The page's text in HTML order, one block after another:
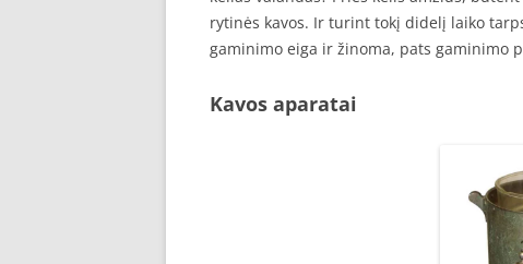
rytinės kavos. Ir turint tokį didelį laiko
gaminimo eiga ir žinoma, pats gaminimo
Kavos aparatai